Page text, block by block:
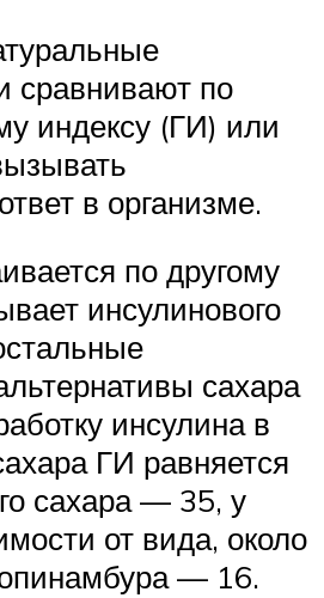
сравнивают по
индексу (ГИ) или
в организме.
по другому
инсулинового
сахара
инсулина в
ГИ равняется
сахара — 35, у
от вида, около
— 16.